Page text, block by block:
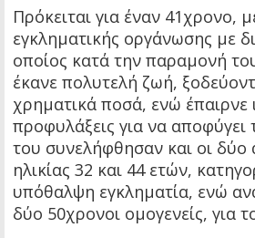
Πρόκειται για έναν 41χρονο,
εγκληματικής οργάνωσης με
οποίος κατά την παραμονή
έκανε πολυτελή ζωή,
χρηματικά ποσά, ενώ έπαιρνε
προφυλάξεις για να
του συνελήφθησαν και οι δύο
ηλικίας 32 και 44 ετών,
υπόθαλψη εγκληματία, ενώ
δύο 50χρονοι ομογενείς, για